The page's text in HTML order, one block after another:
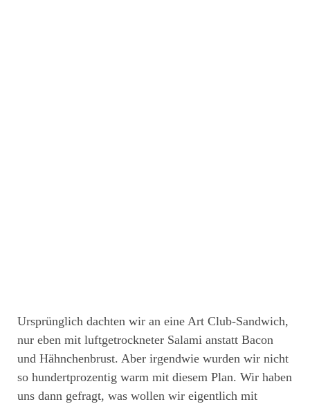
Ursprünglich dachten wir an eine Art Club-Sandwich,
nur eben mit luftgetrockneter Salami anstatt Bacon
und Hähnchenbrust. Aber irgendwie wurden wir nicht
so hundertprozentig warm mit diesem Plan. Wir haben
uns dann gefragt, was wollen wir eigentlich mit